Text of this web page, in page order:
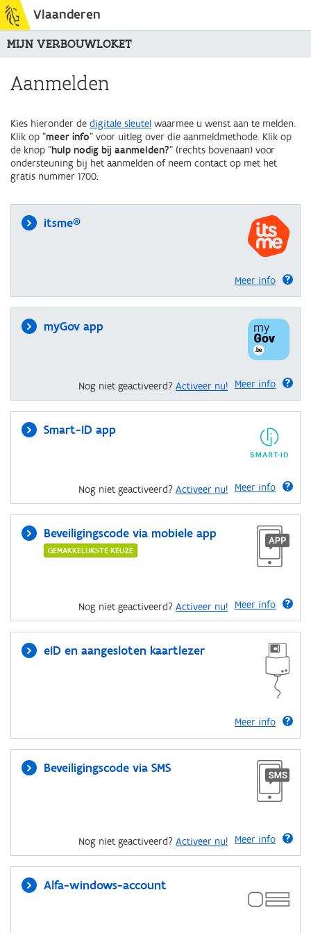
Vlaanderen
MIJN VERBOUWLOKET
Aanmelden
Kies hieronder de digitale sleutel waarmee u wenst aan te melden.
Klik op "meer info" voor uitleg over die aanmeldmethode. Klik op
de knop "hulp nodig bij aanmelden?" (rechts bovenaan) voor
ondersteuning bij het aanmelden of neem contact op met het
gratis nummer 1700.
itsme®
Meer info
myGov app
Meer info
Nog niet geactiveerd? Activeer nu!
Smart-ID app
Meer info
Nog niet geactiveerd? Activeer nu!
Beveiligingscode via mobiele app
GEMAKKELIJKSTE KEUZE
Meer info
Nog niet geactiveerd? Activeer nu!
eID en aangesloten kaartlezer
Meer info
Beveiligingscode via SMS
Meer info
Nog niet geactiveerd? Activeer nu!
Alfa-windows-account